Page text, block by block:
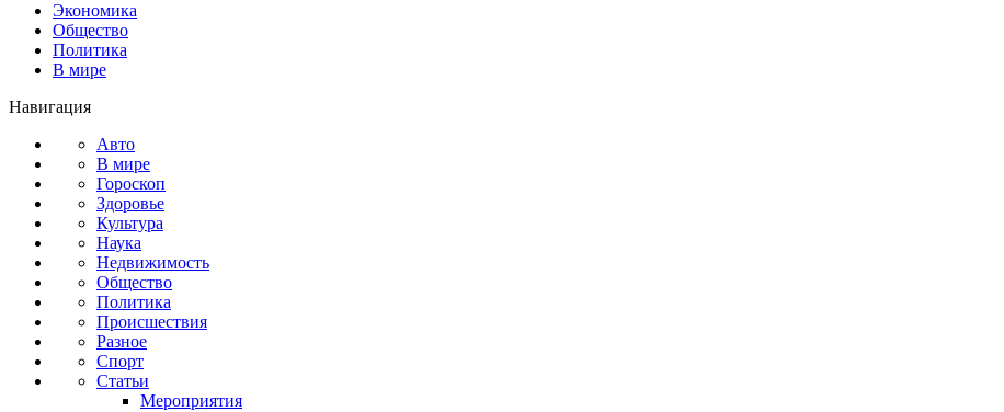
Экономика
Общество
Политика
В мире
Навигация
Авто
В мире
Гороскоп
Здоровье
Культура
Наука
Недвижимость
Общество
Политика
Происшествия
Разное
Спорт
Статьи
Мероприятия